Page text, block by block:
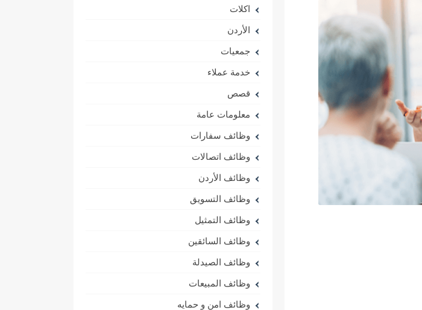
اكلات
الأردن
جمعيات
خدمة عملاء
قصص
معلومات عامة
وظائف سفارات
وظائف اتصالات
وظائف الأردن
وظائف التسويق
وظائف التمثيل
وظائف السائقين
وظائف الصيدلة
وظائف المبيعات
وظائف امن و حمايه